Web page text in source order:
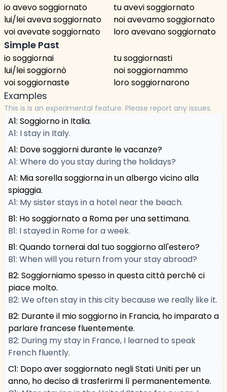
io avevo soggiornato
tu avevi soggiornato
lui/lei aveva soggiornato
noi avevamo soggiornato
voi avevate soggiornato
loro avevano soggiornato
Simple Past
io soggiornai
tu soggiornasti
lui/lei soggiornò
noi soggiornammo
voi soggiornaste
loro soggiornarono
Examples
This is is an experimental feature. Please report any issues.
A1: Soggiorno in Italia.
A1: I stay in Italy.
A1: Dove soggiorni durante le vacanze?
A1: Where do you stay during the holidays?
A1: Mia sorella soggiorna in un albergo vicino alla
spiaggia.
A1: My sister stays in a hotel near the beach.
B1: Ho soggiornato a Roma per una settimana.
B1: I stayed in Rome for a week.
B1: Quando tornerai dal tuo soggiorno all'estero?
B1: When will you return from your stay abroad?
B2: Soggiorniamo spesso in questa città perché ci
piace molto.
B2: We often stay in this city because we really like it.
B2: Durante il mio soggiorno in Francia, ho imparato a
parlare francese fluentemente.
B2: During my stay in France, I learned to speak
French fluently.
C1: Dopo aver soggiornato negli Stati Uniti per un
anno, ho deciso di trasferirmi lì permanentemente.